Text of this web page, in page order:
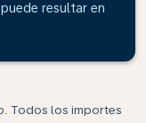
resultar en
Todos los importes